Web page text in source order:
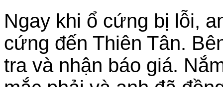
Ngay khi ổ cứng bị lỗi,
cứng đến Thiên Tân.
tra và nhận báo giá.